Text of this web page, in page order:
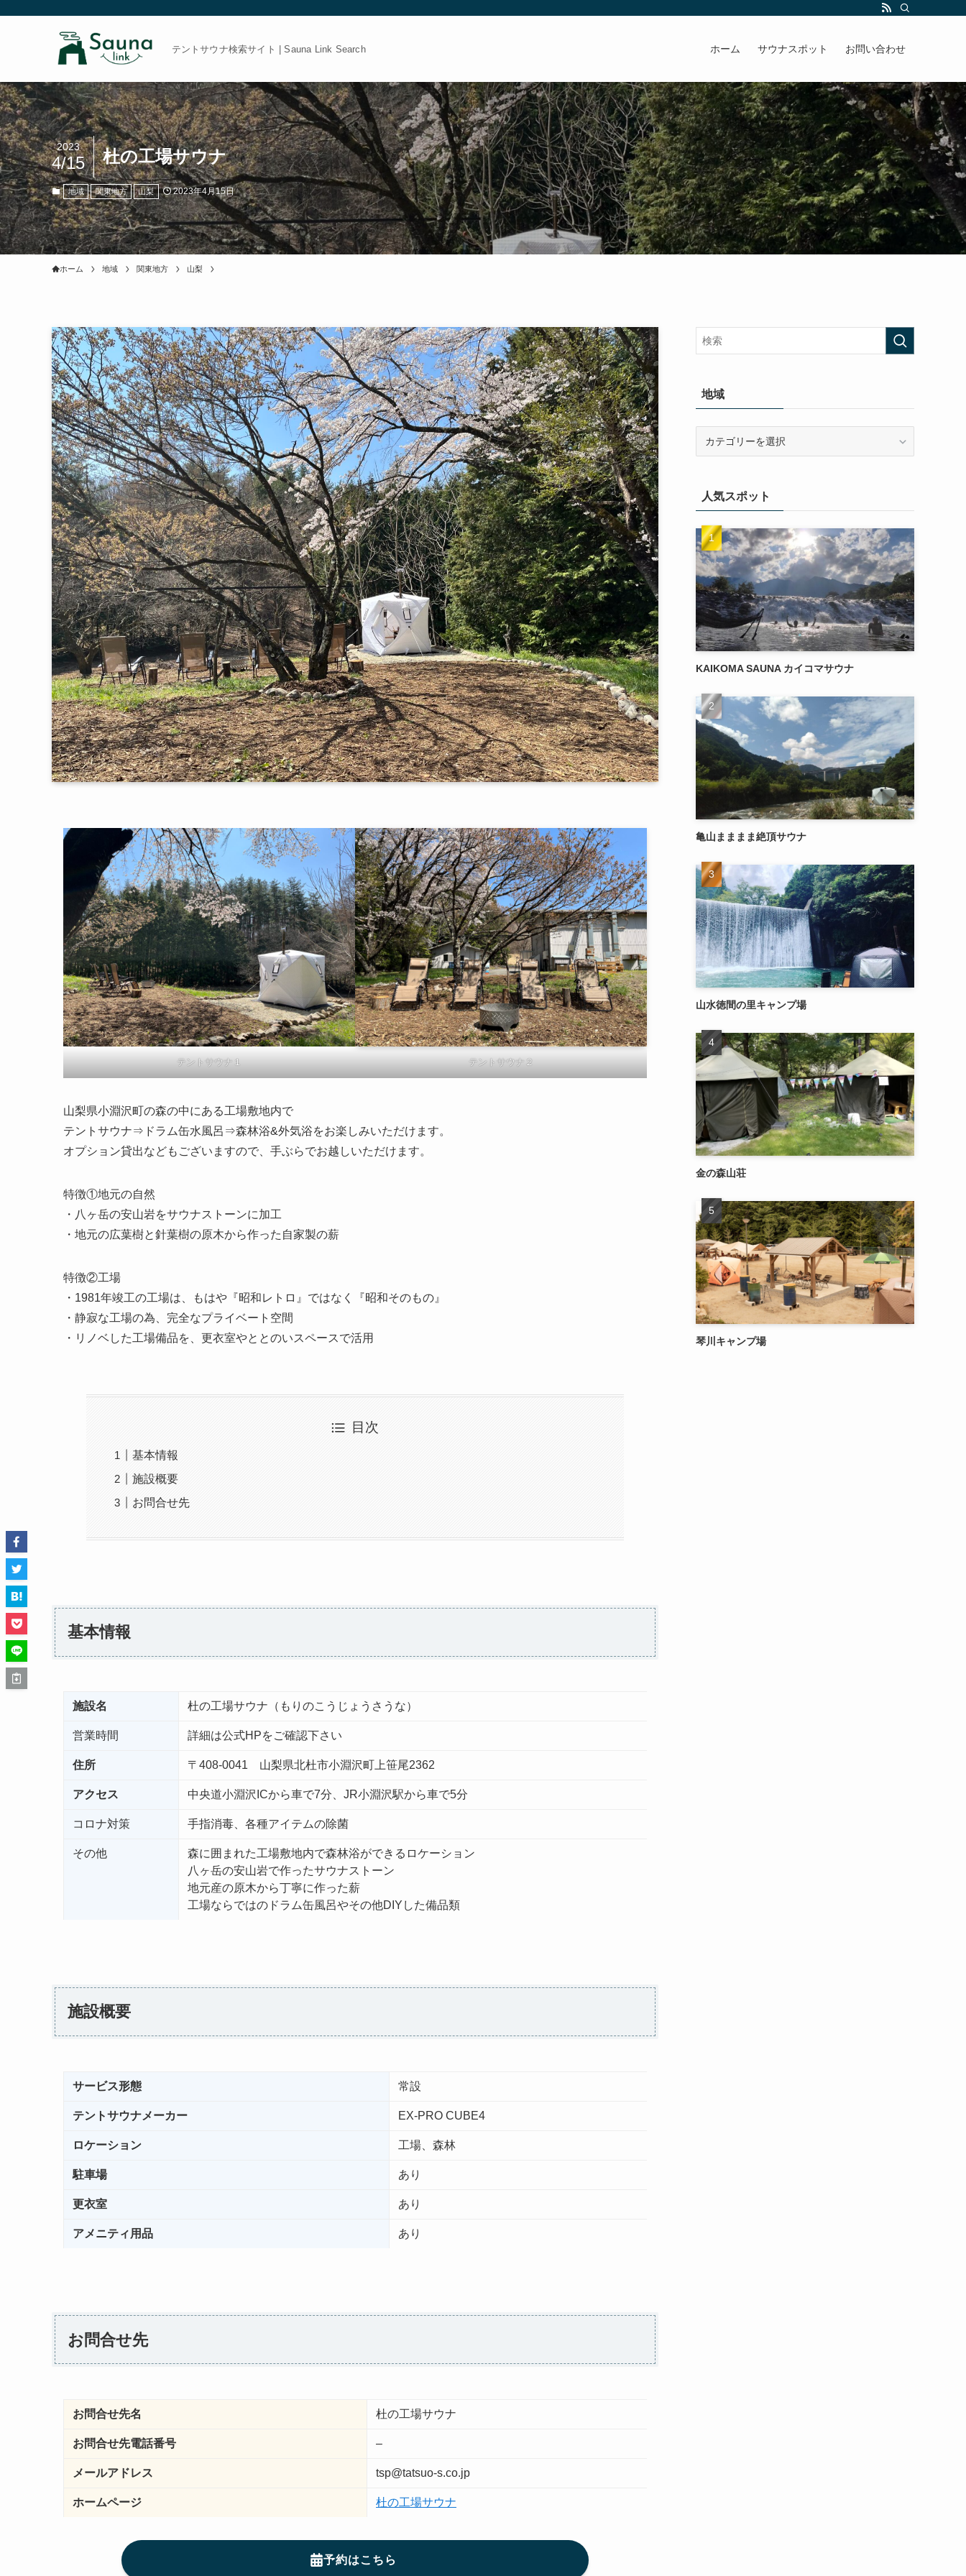
テントサウナ検索サイト | Sauna Link Search ホーム サウナスポット お問い合わせ
杜の工場サウナ
2023
4/15
地域 関東地方 山梨 2023年4月15日
ホーム 地域 関東地方 山梨
テントサウナ１ テントサウナ２
山梨県小淵沢町の森の中にある工場敷地内で
テントサウナ⇒ドラム缶水風呂⇒森林浴&外気浴をお楽しみいただけます。
オプション貸出などもございますので、手ぶらでお越しいただけます。
特徴①地元の自然
・八ヶ岳の安山岩をサウナストーンに加工
・地元の広葉樹と針葉樹の原木から作った自家製の薪
特徴②工場
・1981年竣工の工場は、もはや『昭和レトロ』ではなく『昭和そのもの』
・静寂な工場の為、完全なプライベート空間
・リノベした工場備品を、更衣室やととのいスペースで活用
目次
基本情報
施設概要
お問合せ先
基本情報
施設名 杜の工場サウナ（もりのこうじょうさうな）
営業時間 詳細は公式HPをご確認下さい
住所 〒408-0041 山梨県北杜市小淵沢町上笹尾2362
アクセス 中央道小淵沢ICから車で7分、JR小淵沢駅から車で5分
コロナ対策 手指消毒、各種アイテムの除菌
その他
森に囲まれた工場敷地内で森林浴ができるロケーション
八ヶ岳の安山岩で作ったサウナストーン
地元産の原木から丁寧に作った薪
工場ならではのドラム缶風呂やその他DIYした備品類
施設概要
サービス形態 常設
テントサウナメーカー EX-PRO CUBE4
ロケーション 工場、森林
駐車場 あり
更衣室 あり
アメニティ用品 あり
お問合せ先
お問合せ先名 杜の工場サウナ
お問合せ先電話番号 –
メールアドレス tsp@tatsuo-s.co.jp
ホームページ 杜の工場サウナ
予約はこちら
地域
人気スポット
KAIKOMA SAUNA カイコマサウナ
亀山まままま絶頂サウナ
山水徳間の里キャンプ場
金の森山荘
琴川キャンプ場